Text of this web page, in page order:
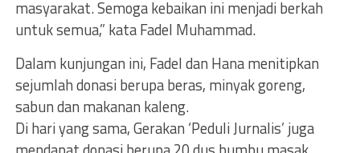
masyarakat. Semoga kebaikan ini menjadi berkah
untuk semua,” kata Fadel Muhammad.
Dalam kunjungan ini, Fadel dan Hana menitipkan
sejumlah donasi berupa beras, minyak goreng,
sabun dan makanan kaleng.
Di hari yang sama, Gerakan ‘Peduli Jurnalis’ juga